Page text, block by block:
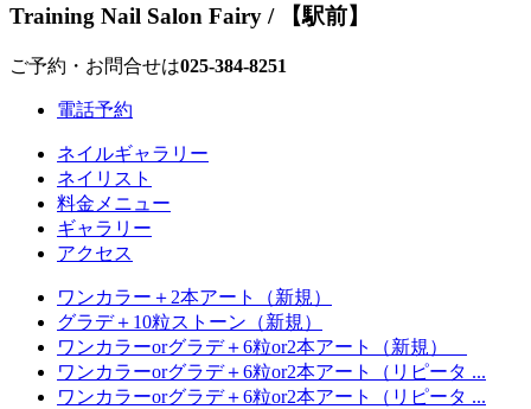
Training Nail Salon Fairy / 【駅前】
ご予約・お問合せは025-384‐8251
電話予約
ネイルギャラリー
ネイリスト
料金メニュー
ギャラリー
アクセス
ワンカラー＋2本アート（新規）
グラデ＋10粒ストーン（新規）
ワンカラーorグラデ＋6粒or2本アート（新規）
ワンカラーorグラデ＋6粒or2本アート（リピータ ...
ワンカラーorグラデ＋6粒or2本アート（リピータ ...